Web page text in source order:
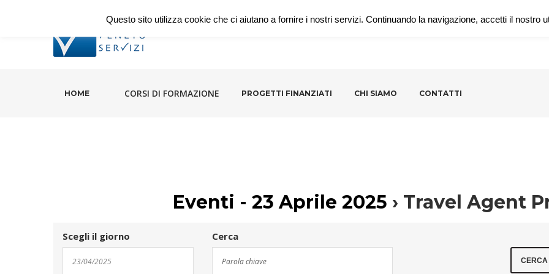
HOME CORSI DI FORMAZIONE PROGETTI FINANZIATI CHI SIAMO CONTATTI
Eventi - 23 Aprile 2025 › Travel Agent
Eventi
Search
Eventi
Search
Scegli il giorno Cerca
Questo sito utilizza cookie che ci aiutano a fornire i nostri servizi. Continuando la navigazione, accetti il nostro